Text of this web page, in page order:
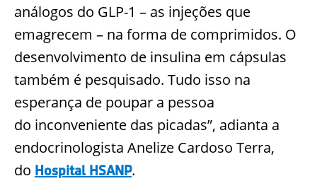
análogos do GLP-1 – as injeções que
emagrecem – na forma de comprimidos. O
desenvolvimento de insulina em cápsulas
também é pesquisado. Tudo isso na
esperança de poupar a pessoa
do inconveniente das picadas”, adianta a
endocrinologista Anelize Cardoso Terra,
do Hospital HSANP.